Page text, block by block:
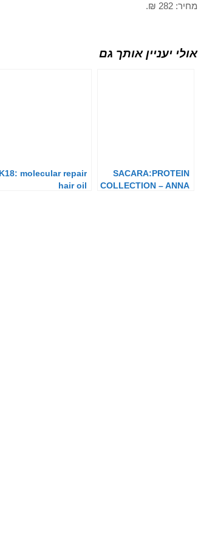
מחיר: 282 ₪.
אולי יעניין אותך גם
SACARA:PROTEIN
COLLECTION – ANNA
K18: molecular repair
hair oil